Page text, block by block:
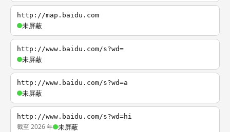
http://map.baidu.com
未屏蔽
http://www.baidu.com/s?wd=
未屏蔽
http://www.baidu.com/s?wd=a
未屏蔽
http://www.baidu.com/s?wd=hi
截至 2026 年 未屏蔽